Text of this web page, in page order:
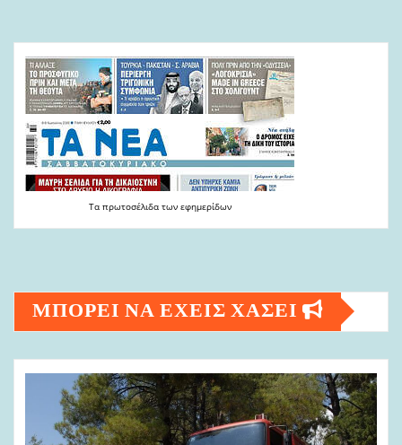
Τα πρωτοσέλιδα των εφημερίδων
ΜΠΟΡΕΙ ΝΑ ΕΧΕΙΣ ΧΑΣΕΙ